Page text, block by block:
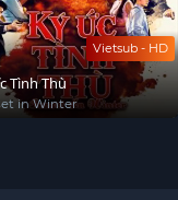
Vietsub - HD
Tình Thù
in Winter